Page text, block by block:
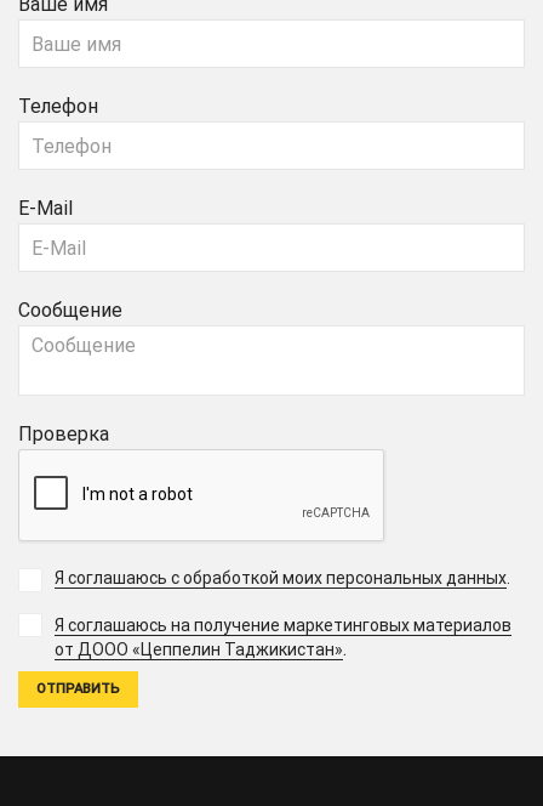
Телефон
E-Mail
Сообщение
Проверка
Я соглашаюсь с обработкой моих персональных данных.
Я соглашаюсь на получение маркетинговых материалов
от ДООО «Цеппелин Таджикистан».